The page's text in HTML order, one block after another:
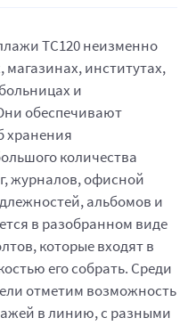
ТС120 неизменно
институтах,
и
обеспечивают
хранения
количества
журналов, офисной
альбомов и
в разобранном виде
которые входят в
его собрать. Среди
отметим возможность
в линию, с разными